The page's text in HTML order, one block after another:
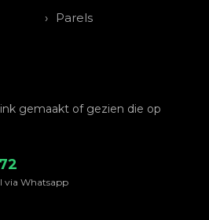
Parels
gemaakt of gezien die op
via Whatsapp